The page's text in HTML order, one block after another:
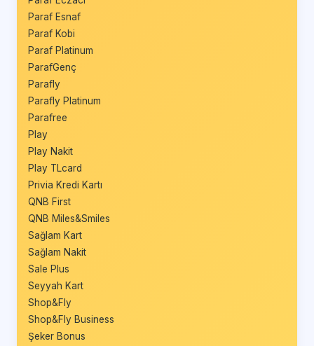
Paraf Esnaf
Paraf Kobi
Paraf Platinum
ParafGenç
Parafly
Parafly Platinum
Parafree
Play
Play Nakit
Play TLcard
Privia Kredi Kartı
QNB First
QNB Miles&Smiles
Sağlam Kart
Sağlam Nakit
Sale Plus
Seyyah Kart
Shop&Fly
Shop&Fly Business
Şeker Bonus